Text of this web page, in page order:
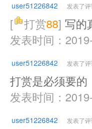
user51226842 发表了
[ 打赏88] 写的
发表时间：
user51226842 发表了
打赏是必须要的
发表时间：
user51226842 发表了